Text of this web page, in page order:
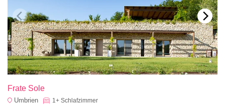
Frate Sole
Umbrien 1+ Schlafzimmer